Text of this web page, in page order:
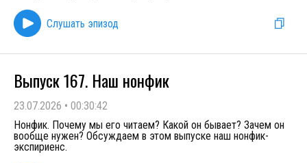
Слушать эпизод
Выпуск 167. Наш нонфик
23.07.2026 • 00:30:42
Нонфик. Почему мы его читаем? Какой он бывает? Зачем он
вообще нужен? Обсуждаем в этом выпуске наш нонфик-
экспириенс.